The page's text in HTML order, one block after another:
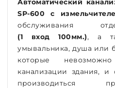
Автоматический
SP-600 с
обслуживания
(1 вход 100мм.), а
умывальника, душа или
которые
канализации здания, и
производиться